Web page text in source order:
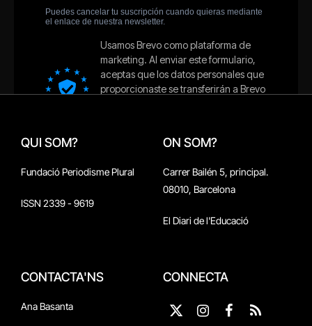
QUI SOM?
Fundació Periodisme Plural
ISSN 2339 - 9619
ON SOM?
Carrer Bailén 5, principal.
08010, Barcelona
El Diari de l'Educació
CONTACTA'NS
Ana Basanta
CONNECTA
X
Instagram
Facebook
RSS